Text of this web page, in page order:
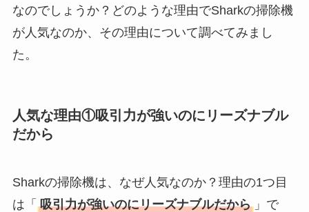
法も解説！
も解説！
の理由と安く買える
方法も解説！
なのでしょうか？どのような理由でSharkの掃除機
が人気なのか、その理由について調べてみまし
た。
人気な理由①吸引力が強いのにリーズナブル
だから
Sharkの掃除機は、なぜ人気なのか？理由の1つ目
は「 吸引力が強いのにリーズナブルだから 」で